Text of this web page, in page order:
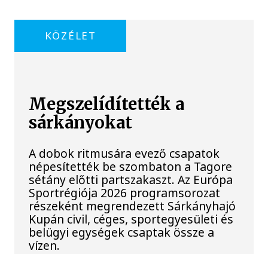
KÖZÉLET
Megszelídítették a
sárkányokat
A dobok ritmusára evező csapatok
népesítették be szombaton a Tagore
sétány előtti partszakaszt. Az Európa
Sportrégiója 2026 programsorozat
részeként megrendezett Sárkányhajó
Kupán civil, céges, sportegyesületi és
belügyi egységek csaptak össze a
vízen.